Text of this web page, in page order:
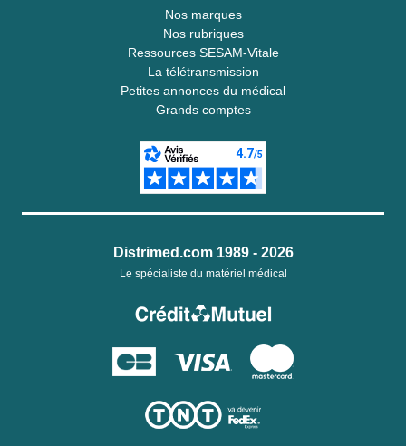
Nos marques
Nos rubriques
Ressources SESAM-Vitale
La télétransmission
Petites annonces du médical
Grands comptes
Distrimed.com 1989 - 2026
Le spécialiste du matériel médical